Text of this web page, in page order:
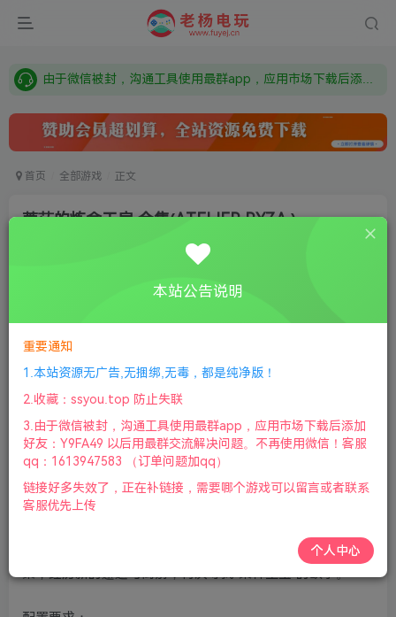
需要什么游戏请联系客服，若链接失效请联系客服，百度网盘边上的激活码也是解压密码
由于微信被封，沟通工具使用最群app，应用市场下载后添加好友：Y9FA49 以后用最群交流解决问题。不再使用微信！
首页 全部游戏 正文
莱莎的炼金工房 合集(ATELIER RYZA )
①下载安装教程 ②下载安装视频教程 ③ 游戏运行
版本介绍：3部合集|容量45GB|官方简体中文|包含莱莎的炼
金工房3-v1.06数字豪华版、莱莎的炼金工房2-v1.05、莱莎
的炼金工房1-v1.08|赠修改器(1+2)|2023年10月17号更新
~》的冒险3年后，讲述各奔前程的莱莎和其同伴们再次相
聚，经历新的邂逅与离别，再次寻找“某种至宝”的故事。
本站公告说明
重要通知
1.本站资源无广告,无捆绑,无毒，都是纯净版！
2.收藏：ssyou.top 防止失联
3.由于微信被封，沟通工具使用最群app，应用市场下载后添加
好友：Y9FA49 以后用最群交流解决问题。不再使用微信！客服
qq：1613947583 （订单问题加qq）
链接好多失效了，正在补链接，需要哪个游戏可以留言或者联系
客服优先上传
个人中心